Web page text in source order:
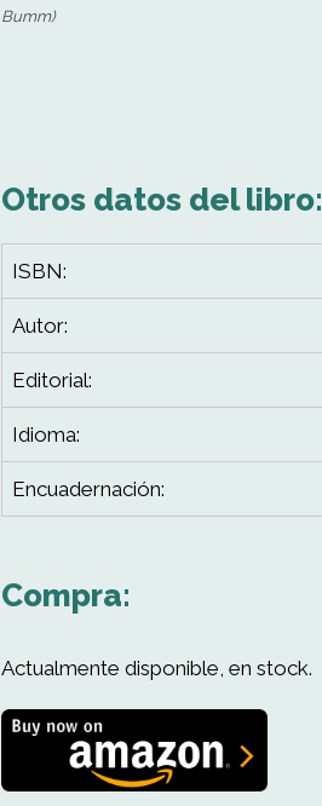
Bumm)
Otros datos del libro:
ISBN:
Autor:
Editorial:
Idioma:
Encuadernación:
Compra:
Actualmente disponible, en stock.